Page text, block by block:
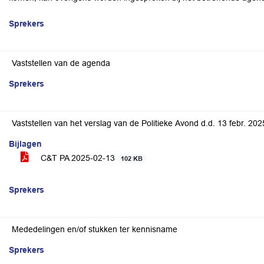
Sprekers
Vaststellen van de agenda
Sprekers
Vaststellen van het verslag van de Politieke Avond d.d. 13 febr.
Bijlagen
C&T PA 2025-02-13
102 KB
Sprekers
Mededelingen en/of stukken ter kennisname
Sprekers